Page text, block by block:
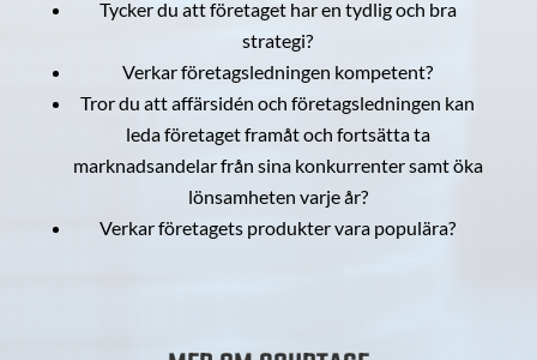
Tycker du att företaget har en tydlig och bra
strategi?
Verkar företagsledningen kompetent?
Tror du att affärsidén och företagsledningen kan
leda företaget framåt och fortsätta ta
marknadsandelar från sina konkurrenter samt öka
lönsamheten varje år?
Verkar företagets produkter vara populära?